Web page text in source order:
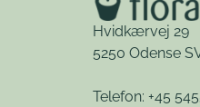
Hvidkærvej 29
5250 Odense
Telefon: +45